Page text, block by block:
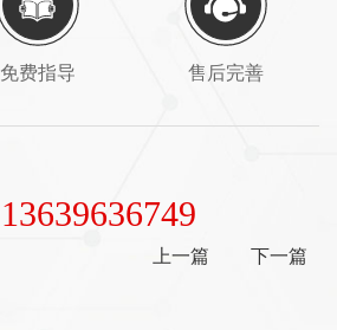
免费指导 售后完善
13639636749
上一篇 下一篇